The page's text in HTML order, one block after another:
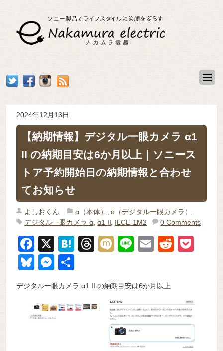
2024年12月13日
【納期情報】デジタル一眼カメラ α1
II の納期目安は6か月以上｜ソニース
トア予約開始日の納期情報と合わせ
てお知らせ
よしおくん α（本体）
α（デジタル一眼カメラ）
デジタル一眼カメラ α ,α1 II ILCE-1M2 0 Comments
F
a
c
e
b
o
X
H
n
a
T
a
d
M
Li
E
R
t
Bl
e
sk
M
e
ss
e
デジタル一眼カメラ α1 II の納期目安は6か月以上